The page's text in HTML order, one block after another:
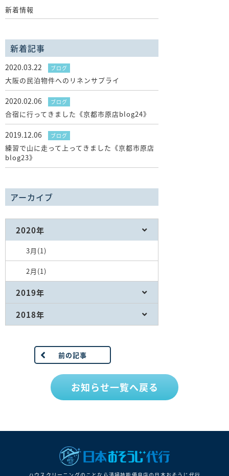
新着情報
新着記事
2020.03.22 ブログ
大阪の民泊物件へのリネンサプライ
2020.02.06 ブログ
合宿に行ってきました《京都市原店blog24》
2019.12.06 ブログ
練習で山に走って上ってきました《京都市原店
blog23》
アーカイブ
2020年
3月(1)
2月(1)
2019年
2018年
前の記事
お知らせ一覧へ戻る